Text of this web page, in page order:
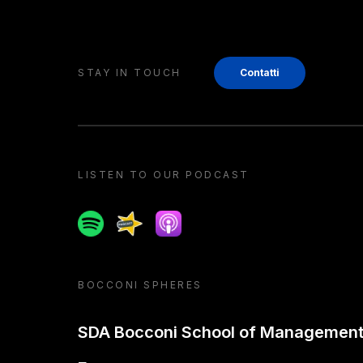
STAY IN TOUCH Contatti
LISTEN TO OUR PODCAST
SpotifySpreakerApple podcast
BOCCONI SPHERES
SDA Bocconi School of Management